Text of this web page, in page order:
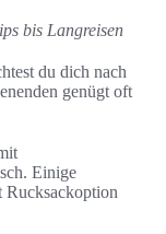
bis Langreisen
du dich nach
genügt oft
Einige